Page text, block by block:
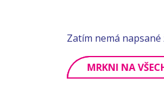
Zatím nemá
MRKNI NA